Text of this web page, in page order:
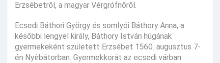
Erzsébetről, a magyar Vérgrófnőről.
Ecsedi Báthori György és somlyói Báthory Anna, a
későbbi lengyel király, Báthory István húgának
gyermekeként született Erzsébet 1560. augusztus 7-
én Nyírbátorban. Gyermekkorát az ecsedi várban